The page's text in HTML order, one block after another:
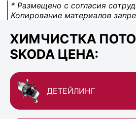
* Размещено с согласия
Копирование материалов
ХИМЧИСТКА
SKODA ЦЕНА:
ДЕТЕЙЛИНГ